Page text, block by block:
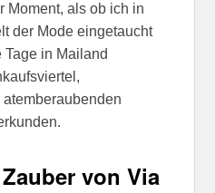
Moment, als ob ich in
der Mode eingetaucht
in Mailand
von Via